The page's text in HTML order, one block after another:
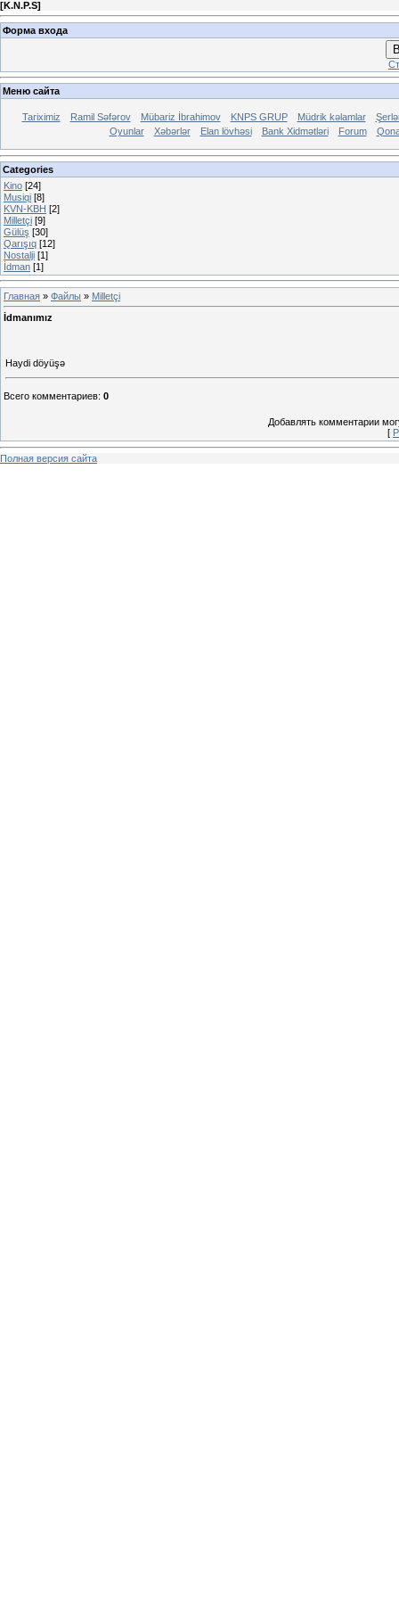
[K.N.P.S]
Форма входа
Меню сайта
Tariximiz Ramil Səfərov Mübariz İbrahimov KNPS GRUP Müdrik kəlamlar
Oyunlar
Xəbərlər Elan lövhəsi Bank Xidmətləri Forum
Categories
Kino [24]
Musiqi [8]
KVN-KBH [2]
Milletçi [9]
Gülüş [30]
Qarışıq [12]
Nostalji [1]
İdman [1]
Главная » Файлы » Milletçi
İdmanımız
Haydi döyüşə
Всего комментариев: 0
Добавлять комментарии
[
Полная версия сайта